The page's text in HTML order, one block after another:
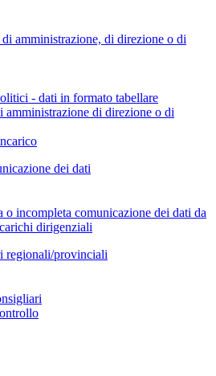
amministrazione, di direzione o di
- dati in formato tabellare
di direzione o di
dei dati
o incompleta comunicazione dei dati da
dirigenziali
regionali/provinciali